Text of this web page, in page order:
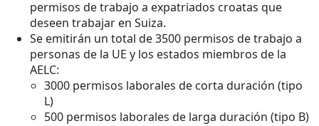
permisos de trabajo a expatriados croatas que
deseen trabajar en Suiza.
Se emitirán un total de 3500 permisos de trabajo a
personas de la UE y los estados miembros de la
AELC:
3000 permisos laborales de corta duración (tipo
L)
500 permisos laborales de larga duración (tipo B)